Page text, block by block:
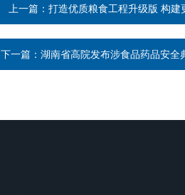
上一篇：打造优质粮食工程升级版 构
下一篇：湖南省高院发布涉食品药品安